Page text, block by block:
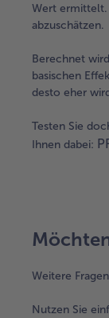
Wert ermittelt.
abzuschätzen.
Berechnet
basischen
desto eher
Testen Sie
Ihnen dabei:
Weitere
Nutzen Sie